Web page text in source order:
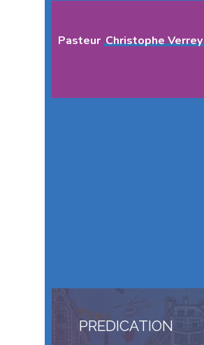
Pasteur Christophe Verrey
PREDICATION